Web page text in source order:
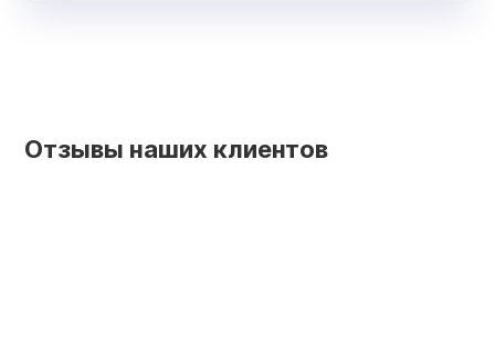
Отзывы наших клиентов